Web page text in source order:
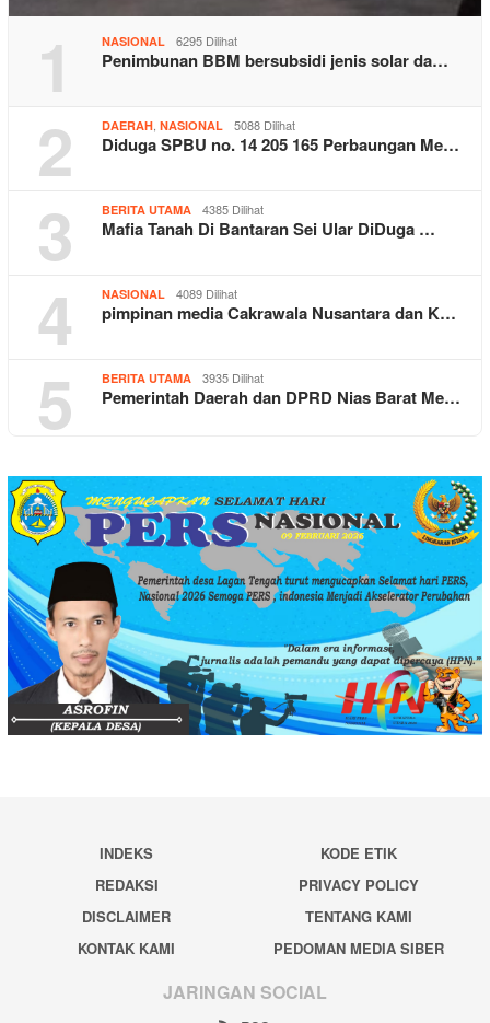
1 NASIONAL 6295 Dilihat
Penimbunan BBM bersubsidi jenis solar da…
2 DAERAH, NASIONAL 5088 Dilihat
Diduga SPBU no. 14 205 165 Perbaungan Me…
3 BERITA UTAMA 4385 Dilihat
Mafia Tanah Di Bantaran Sei Ular DiDuga …
4 NASIONAL 4089 Dilihat
pimpinan media Cakrawala Nusantara dan K…
5 BERITA UTAMA 3935 Dilihat
Pemerintah Daerah dan DPRD Nias Barat Me…
INDEKS
KODE ETIK
REDAKSI
PRIVACY POLICY
DISCLAIMER
TENTANG KAMI
KONTAK KAMI
PEDOMAN MEDIA SIBER
JARINGAN SOCIAL